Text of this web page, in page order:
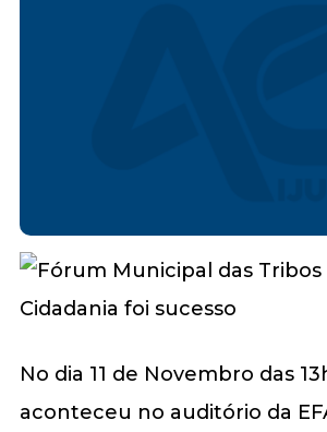
No dia 11 de Novembro das
aconteceu no auditório da